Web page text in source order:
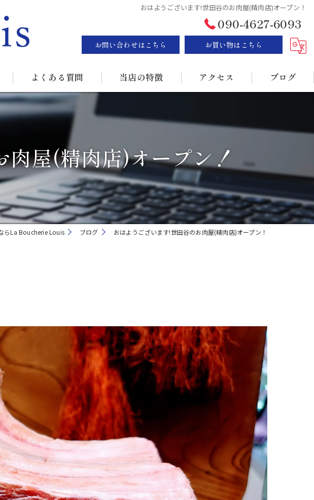
おはようございます!世田谷のお肉屋(精肉店)オープン！
090-4627-6093
お問い合わせはこちら お買い物はこちら
よくある質問 当店の特徴
ステーキ
BBQ
販売
持ち帰り
アクセス ブログ
屋(精肉店)オープン！
らLa Boucherie Louis ブログ おはようございます!世田谷のお肉屋(精肉店)オープン！